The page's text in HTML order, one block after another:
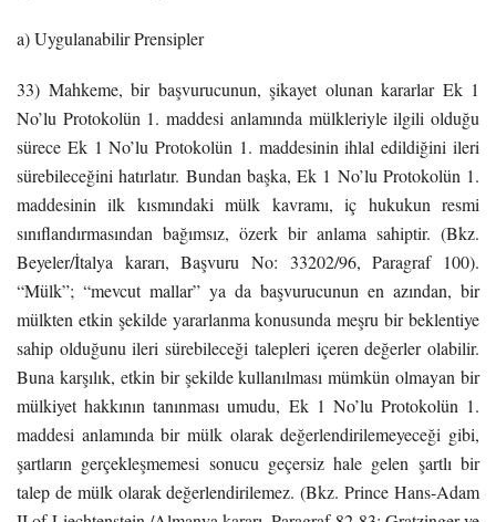
a) Uygulanabilir Prensipler
33) Mahkeme, bir başvurucunun, şikayet olunan kararlar Ek 1
No’lu Protokolün 1. maddesi anlamında mülkleriyle ilgili olduğu
sürece Ek 1 No’lu Protokolün 1. maddesinin ihlal edildiğini ileri
sürebileceğini hatırlatır. Bundan başka, Ek 1 No’lu Protokolün 1.
maddesinin ilk kısmındaki mülk kavramı, iç hukukun resmi
sınıflandırmasından bağımsız, özerk bir anlama sahiptir. (Bkz.
Beyeler/İtalya kararı, Başvuru No: 33202/96, Paragraf 100).
“Mülk”; “mevcut mallar” ya da başvurucunun en azından, bir
mülkten etkin şekilde yararlanma konusunda meşru bir beklentiye
sahip olduğunu ileri sürebileceği talepleri içeren değerler olabilir.
Buna karşılık, etkin bir şekilde kullanılması mümkün olmayan bir
mülkiyet hakkının tanınması umudu, Ek 1 No’lu Protokolün 1.
maddesi anlamında bir mülk olarak değerlendirilemeyeceği gibi,
şartların gerçekleşmemesi sonucu geçersiz hale gelen şartlı bir
talep de mülk olarak değerlendirilemez. (Bkz. Prince Hans-Adam